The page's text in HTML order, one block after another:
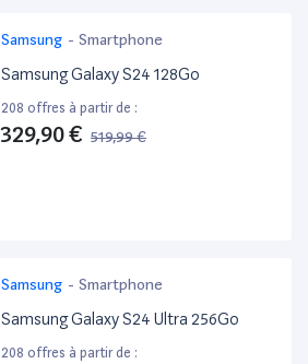
Samsung - Smartphone
Samsung Galaxy S24 128Go
208 offres à partir de :
329,90 € 519,99 €
Samsung - Smartphone
Samsung Galaxy S24 Ultra 256Go
208 offres à partir de :